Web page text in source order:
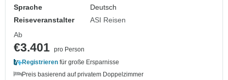
Sprache
Deutsch
Reiseveranstalter
ASI Reisen
Ab
€3.401 pro Person
Registrieren für große Ersparnisse
Preis basierend auf privatem Doppelzimmer